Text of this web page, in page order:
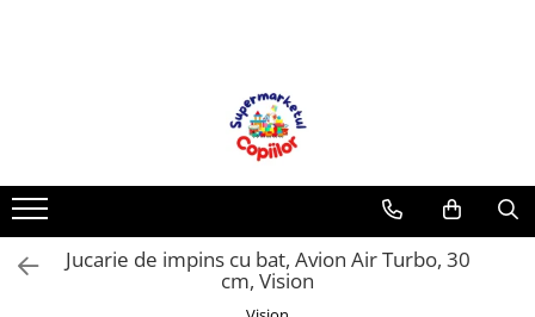
Accesorii pentru petrecere
Baloane
Mobila gradina & terasa
Jucarie de impins cu bat, Avion Air Turbo, 30
cm, Vision